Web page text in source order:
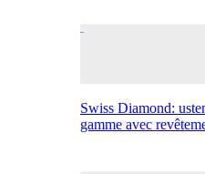
Swiss Diamond:
gamme avec